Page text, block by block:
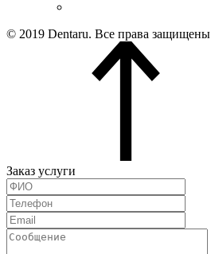
© 2019 Dentaru. Все права защищены
Заказ услуги